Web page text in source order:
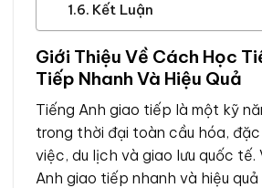
Kết Luận
Giới Thiệu Về Cách Học
Tiếp Nhanh Và Hiệu Quả
Tiếng Anh giao tiếp là một kỹ
trong thời đại toàn cầu hóa,
việc, du lịch và giao lưu quốc
Anh giao tiếp nhanh và hiệu